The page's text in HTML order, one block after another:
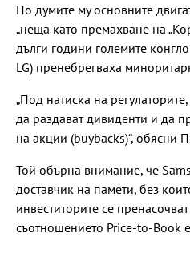
По думите му основните
„неща като премахване на
дълги години големите
LG) пренебрегваха
„Под натиска на
да раздават дивиденти и да
на акции (buybacks)“, обясни
Той обърна внимание, че
доставчик на памети, без
инвеститорите се
съотношението Price-to-Book